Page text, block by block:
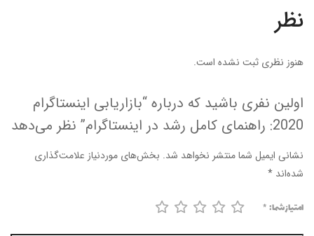
نظر
هنوز نظری ثبت نشده است.
اولین نفری باشید که درباره “بازاریابی اینستاگرام
2020: راهنمای کامل رشد در اینستاگرام” نظر می‌دهد
نشانی ایمیل شما منتشر نخواهد شد. بخش‌های موردنیاز علامت‌گذاری
شده‌اند *
امتیاز شما:*